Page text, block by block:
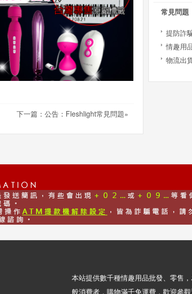
下一篇：公告：Fleshlight常見問題»
常見問題
提防詐
情趣用
物流出
本站提供數千種情趣用品批發、零售
般消費者，購物滿千免運費，歡迎參觀